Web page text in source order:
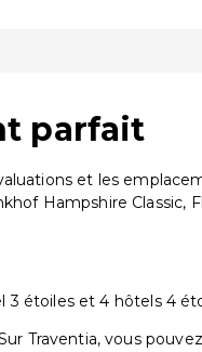
parfait
et les
Hampshire Classic,
étoiles et 4 hôtels 4
Traventia, vous